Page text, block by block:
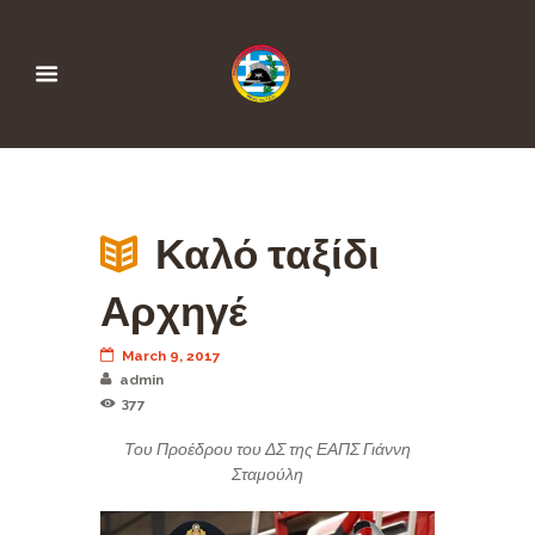
Καλό ταξίδι
Αρχηγέ
March 9, 2017
admin
377
Του Προέδρου του ΔΣ της ΕΑΠΣ Γιάννη
Σταμούλη